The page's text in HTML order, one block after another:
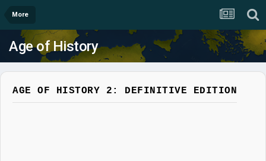
More
Age of History
AGE OF HISTORY 2: DEFINITIVE EDITION